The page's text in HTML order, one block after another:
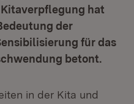
hat
der
für das
betont.
in der Kita und